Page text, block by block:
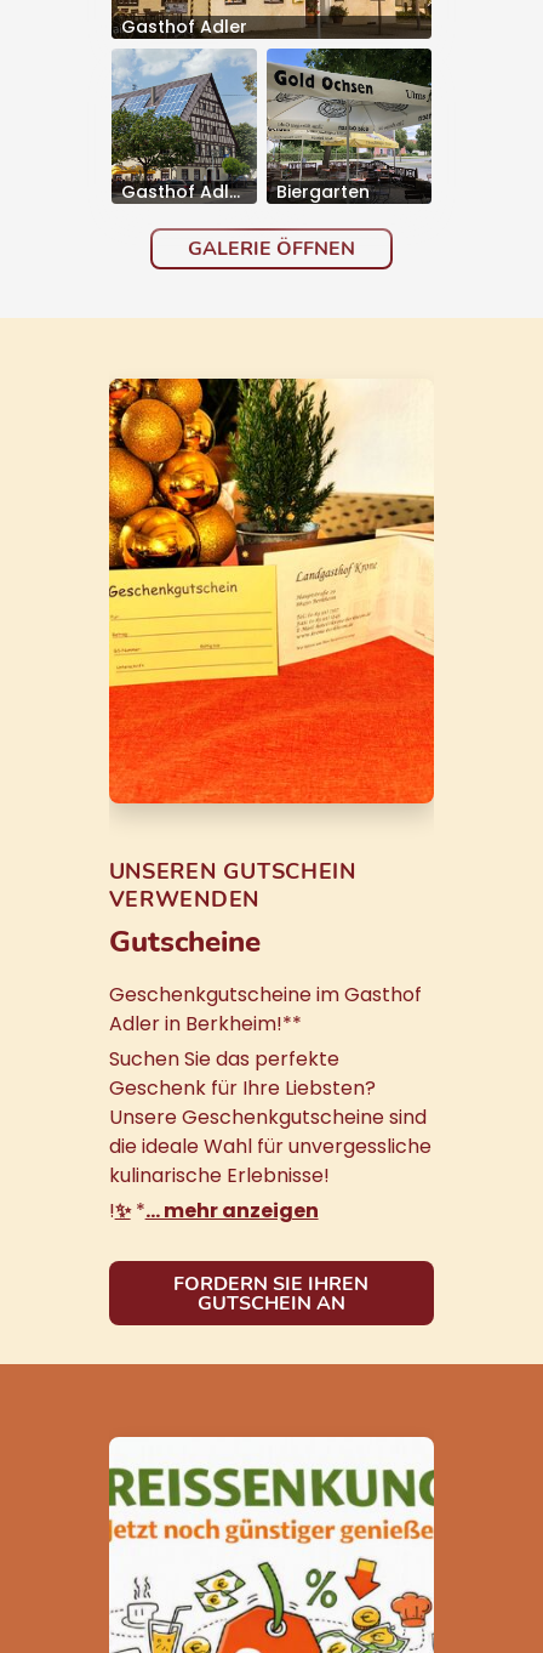
Gasthof Adler
Gasthof Adler mit Biergarten Biergarten
GALERIE ÖFFNEN
UNSEREN GUTSCHEIN
VERWENDEN
Gutscheine
Geschenkgutscheine im Gasthof
Adler in Berkheim!**
Suchen Sie das perfekte
Geschenk für Ihre Liebsten?
Unsere Geschenkgutscheine sind
die ideale Wahl für unvergessliche
kulinarische Erlebnisse!
!✨*… mehr anzeigen
FORDERN SIE IHREN
GUTSCHEIN AN